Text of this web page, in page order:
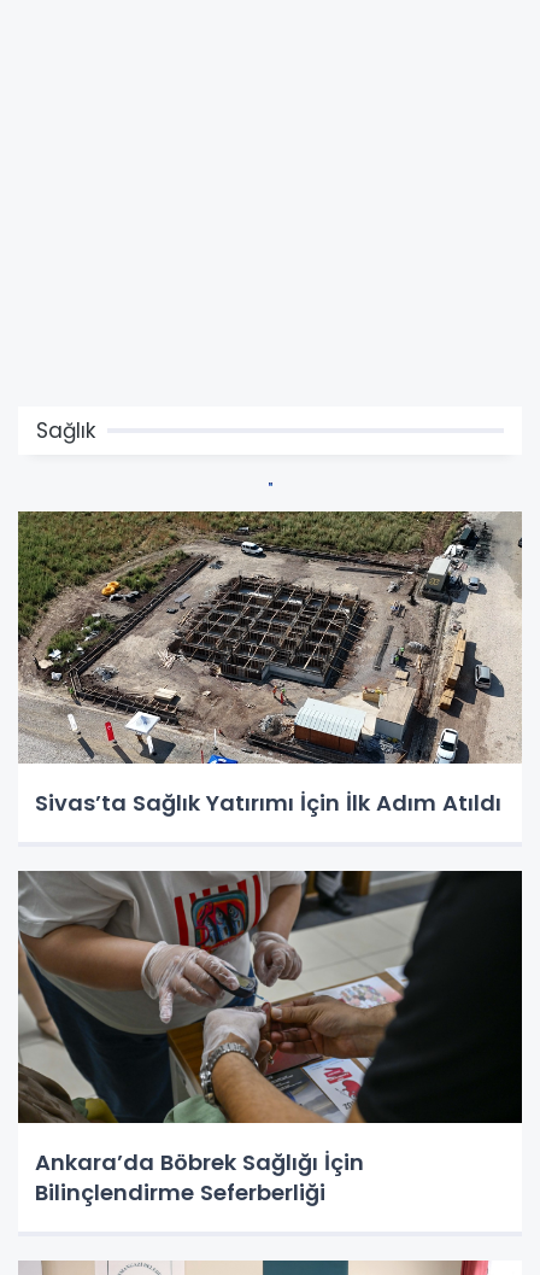
Sağlık
Sivas’ta Sağlık Yatırımı İçin İlk Adım Atıldı
Ankara’da Böbrek Sağlığı İçin
Bilinçlendirme Seferberliği